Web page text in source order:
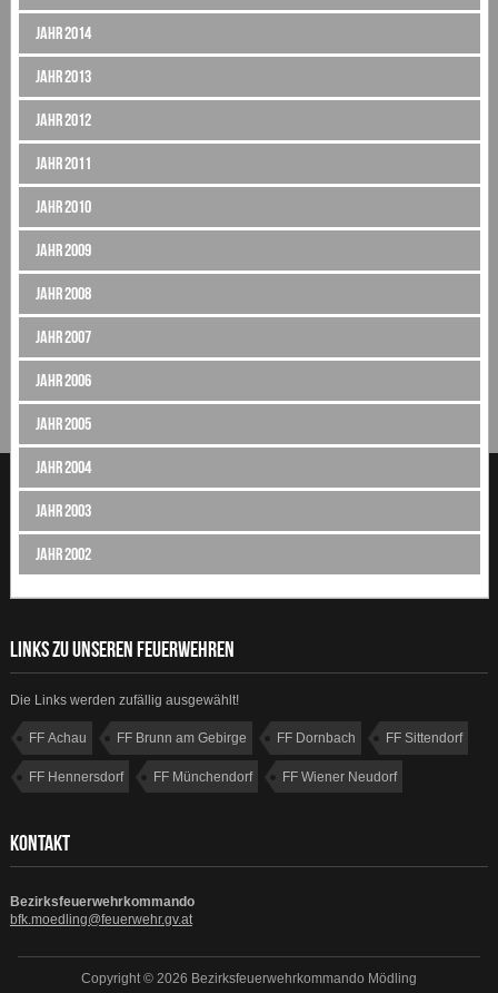
Jahr 2014
Jahr 2013
Jahr 2012
Jahr 2011
Jahr 2010
Jahr 2009
Jahr 2008
Jahr 2007
Jahr 2006
Jahr 2005
Jahr 2004
Jahr 2003
Jahr 2002
LINKS ZU UNSEREN FEUERWEHREN
Die Links werden zufällig ausgewählt!
FF Achau FF Brunn am Gebirge FF Dornbach FF Sittendorf
FF Hennersdorf FF Münchendorf FF Wiener Neudorf
KONTAKT
Bezirksfeuerwehrkommando
bfk.moedling@feuerwehr.gv.at
Copyright © 2026 Bezirksfeuerwehrkommando Mödling